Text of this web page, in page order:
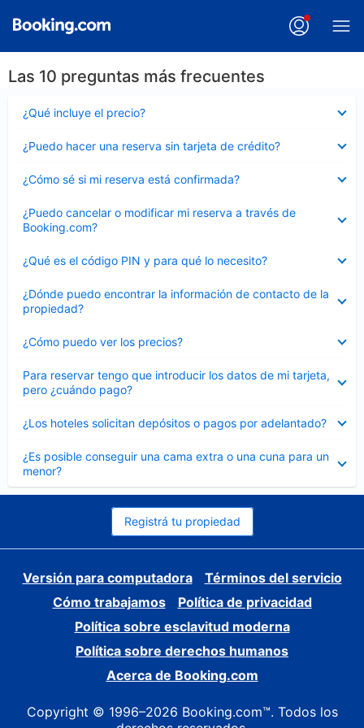
Las 10 preguntas más frecuentes
¿Qué incluye el precio?
cerrado
¿Puedo hacer una reserva sin tarjeta de crédito?
cerrado
¿Cómo sé si mi reserva está confirmada?
cerrado
¿Puedo cancelar o modificar mi reserva a través de
Booking.com?
cerrado
¿Qué es el código PIN y para qué lo necesito?
cerrado
¿Dónde puedo encontrar la información de contacto de la
propiedad?
cerrado
¿Cómo puedo ver los precios?
cerrado
Para reservar tengo que introducir los datos de mi tarjeta,
pero ¿cuándo pago?
cerrado
¿Los hoteles solicitan depósitos o pagos por adelantado?
cerrado
¿Es posible conseguir una cama extra o una cuna para un
menor?
cerrado
Registrá tu propiedad
Versión para computadora
Términos del servicio
Cómo trabajamos
Política de privacidad
Política sobre esclavitud moderna
Política sobre derechos humanos
Acerca de Booking.com
Copyright © 1996–2026 Booking.com™. Todos los